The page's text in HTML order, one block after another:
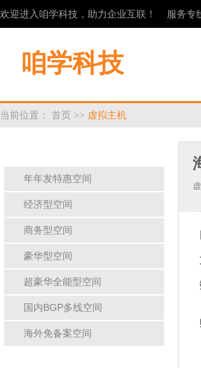
欢迎进入咱学科技，助力企业互联！ 服务专
咱学科技
当前位置： 首页 >> 虚拟主机
年年发特惠空间
经济型空间
商务型空间
豪华型空间
超豪华全能型空间
国内BGP多线空间
海外免备案空间